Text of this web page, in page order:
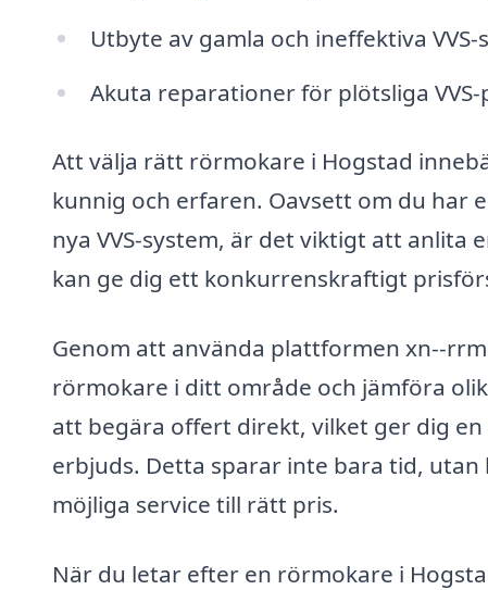
Utbyte av gamla och ineffektiva VVS-
Akuta reparationer för plötsliga
Att välja rätt rörmokare i Hogstad
kunnig och erfaren. Oavsett om du har
nya VVS-system, är det viktigt att anlita
kan ge dig ett konkurrenskraftigt
Genom att använda plattformen xn--
rörmokare i ditt område och jämföra
att begära offert direkt, vilket ger dig
erbjuds. Detta sparar inte bara tid,
möjliga service till rätt pris.
När du letar efter en rörmokare i